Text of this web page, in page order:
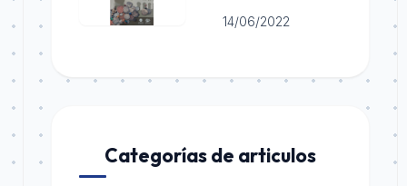
14/06/2022
Categorías de articulos